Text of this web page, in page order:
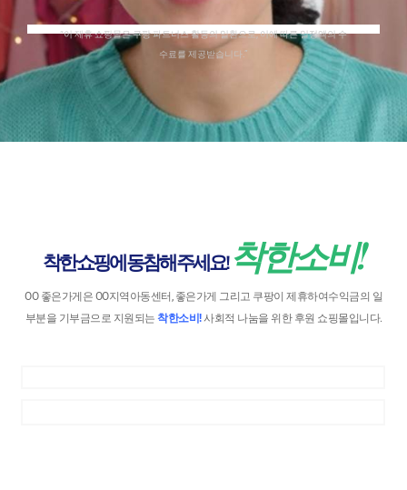
“이 제휴 쇼핑몰은 쿠팡 파트너스 활동의 일환으로, 이에 따른 일정액의 수
수료를 제공받습니다.”
착한 쇼핑에 동참해 주세요!착한소비!
OO 좋은가게은 OO지역아동센터, 좋은가게 그리고 쿠팡이 제휴하여수익금의 일
부분을 기부금으로 지원되는 착한소비!사회적 나눔을 위한 후원 쇼핑몰입니다.